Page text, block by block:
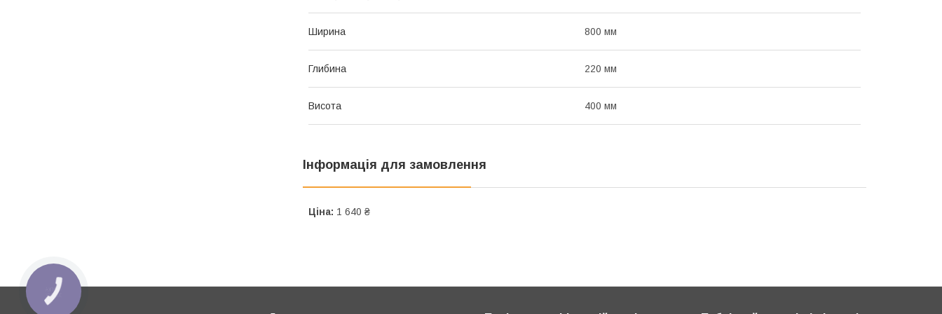
Ширина 800 мм
Глибина 220 мм
Висота 400 мм
Інформація для замовлення
Ціна: 1 640 ₴
КНОПКА
ЗВ'ЯЗКУ